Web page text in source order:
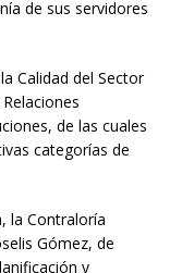
de sus servidores
Calidad del Sector
de las cuales
categorías de
la Contraloría
Gómez, de
y